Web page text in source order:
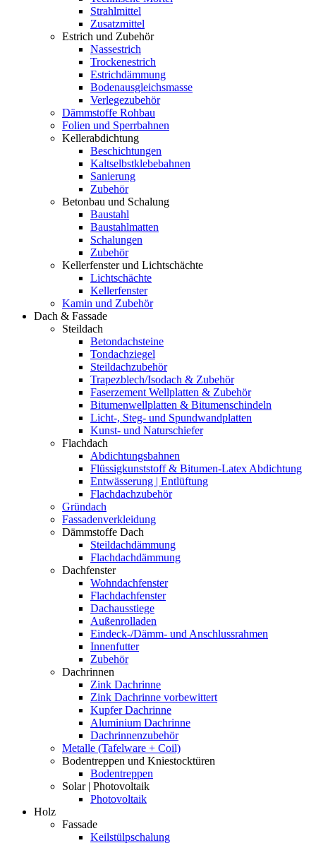
Strahlmittel
Zusatzmittel
Estrich und Zubehör
Nassestrich
Trockenestrich
Estrichdämmung
Bodenausgleichsmasse
Verlegezubehör
Dämmstoffe Rohbau
Folien und Sperrbahnen
Kellerabdichtung
Beschichtungen
Kaltselbstklebebahnen
Sanierung
Zubehör
Betonbau und Schalung
Baustahl
Baustahlmatten
Schalungen
Zubehör
Kellerfenster und Lichtschächte
Lichtschächte
Kellerfenster
Kamin und Zubehör
Dach & Fassade
Steildach
Betondachsteine
Tondachziegel
Steildachzubehör
Trapezblech/Isodach & Zubehör
Faserzement Wellplatten & Zubehör
Bitumenwellplatten & Bitumenschindeln
Licht-, Steg- und Spundwandplatten
Kunst- und Naturschiefer
Flachdach
Abdichtungsbahnen
Flüssigkunststoff & Bitumen-Latex Abdichtung
Entwässerung | Entlüftung
Flachdachzubehör
Gründach
Fassadenverkleidung
Dämmstoffe Dach
Steildachdämmung
Flachdachdämmung
Dachfenster
Wohndachfenster
Flachdachfenster
Dachausstiege
Außenrolladen
Eindeck-/Dämm- und Anschlussrahmen
Innenfutter
Zubehör
Dachrinnen
Zink Dachrinne
Zink Dachrinne vorbewittert
Kupfer Dachrinne
Aluminium Dachrinne
Dachrinnenzubehör
Metalle (Tafelware + Coil)
Bodentreppen und Kniestocktüren
Bodentreppen
Solar | Photovoltaik
Photovoltaik
Holz
Fassade
Keilstülpschalung